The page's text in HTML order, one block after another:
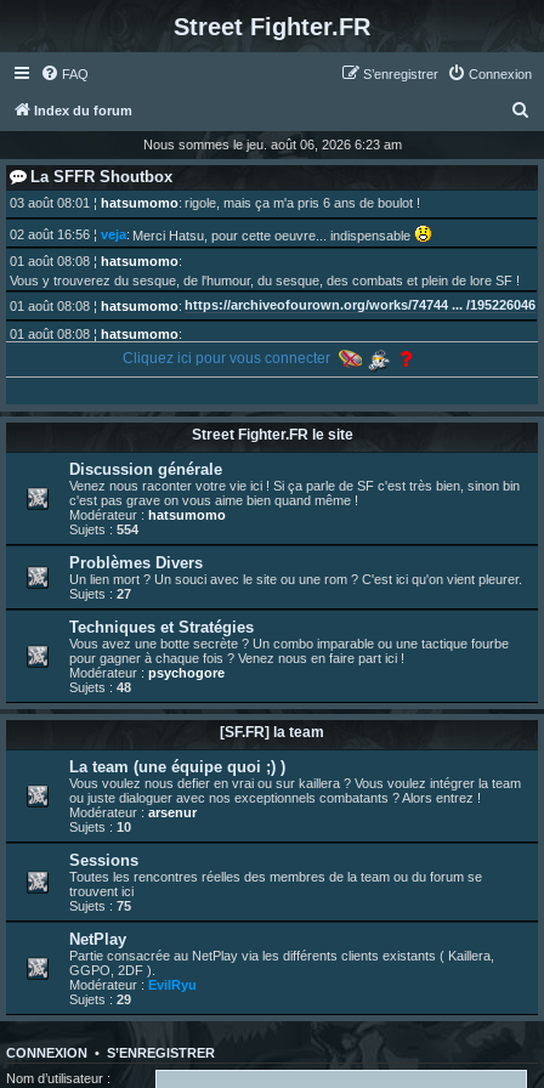
Street Fighter.FR
FAQ Connexion
S’enregistrer
Index du forum
c
h
e
Nous sommes le jeu. août 06, 2026 6:23 am
La SFFR Shoutbox
03 août 08:01 ¦ hatsumomo: rigole, mais ça m'a pris 6 ans de boulot !
02 août 16:56 ¦ veja: Merci Hatsu, pour cette oeuvre... indispensable
01 août 08:08 ¦ hatsumomo:
Vous y trouverez du sesque, de l'humour, du sesque, des combats et plein de lore SF !
01 août 08:08 ¦ hatsumomo: https://archiveofourown.org/works/74744 ... /195226046
01 août 08:08 ¦ hatsumomo:
Aujourd'hui, c'est le yaoi day. Pour la peine je reposte ma dernière fic.
30 juil. 07:22¦hatsumomo:
26 juil. 22:09¦hatsumomo:bio de Alex en ligne les gens !
13 juil. 09:53¦hatsumomo:
bonjour les amis, je viens de poster ma 1e review de figurine !
23 juin 10:36¦indy:une très chouette SFFR shoutbox !
23 juin 07:30¦hatsumomo:nouvelle trad caniculaire les amis !
23 juin 07:26
hatsumomo
22 juin 12:27¦indy:Yo !
22 juin 08:49¦veja:Yo
Cliquez ici pour vous connecter
Street Fighter.FR le site
Discussion générale
Venez nous raconter votre vie ici ! Si ça parle de SF c'est très bien, sinon bin
c'est pas grave on vous aime bien quand même !
Modérateur : hatsumomo
Sujets : 554
Problèmes Divers
Un lien mort ? Un souci avec le site ou une rom ? C'est ici qu'on vient pleurer.
Sujets : 27
Techniques et Stratégies
Vous avez une botte secrète ? Un combo imparable ou une tactique fourbe
pour gagner à chaque fois ? Venez nous en faire part ici !
Modérateur : psychogore
Sujets : 48
[SF.FR] la team
La team (une équipe quoi ;) )
Vous voulez nous defier en vrai ou sur kaillera ? Vous voulez intégrer la team
ou juste dialoguer avec nos exceptionnels combatants ? Alors entrez !
Modérateur : arsenur
Sujets : 10
Sessions
Toutes les rencontres réelles des membres de la team ou du forum se
trouvent ici
Sujets : 75
NetPlay
Partie consacrée au NetPlay via les différents clients existants ( Kaillera,
GGPO, 2DF ).
Modérateur : EvilRyu
Sujets : 29
CONNEXION • S’ENREGISTRER
Nom d’utilisateur :